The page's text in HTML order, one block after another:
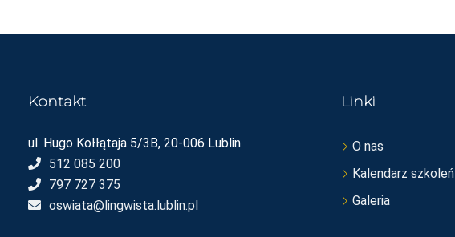
Kontakt
ul. Hugo Kołłątaja 5/3B, 20-006 Lublin
512 085 200
797 727 375
oswiata@lingwista.lublin.pl
Linki
O nas
Kalendarz szkoleń
Galeria